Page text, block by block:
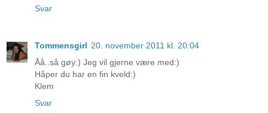
Svar
Tommensgirl 20. november 2011 kl. 20:04
Åå..så gøy:) Jeg vil gjerne være med:)
Håper du har en fin kveld:)
Klem
Svar